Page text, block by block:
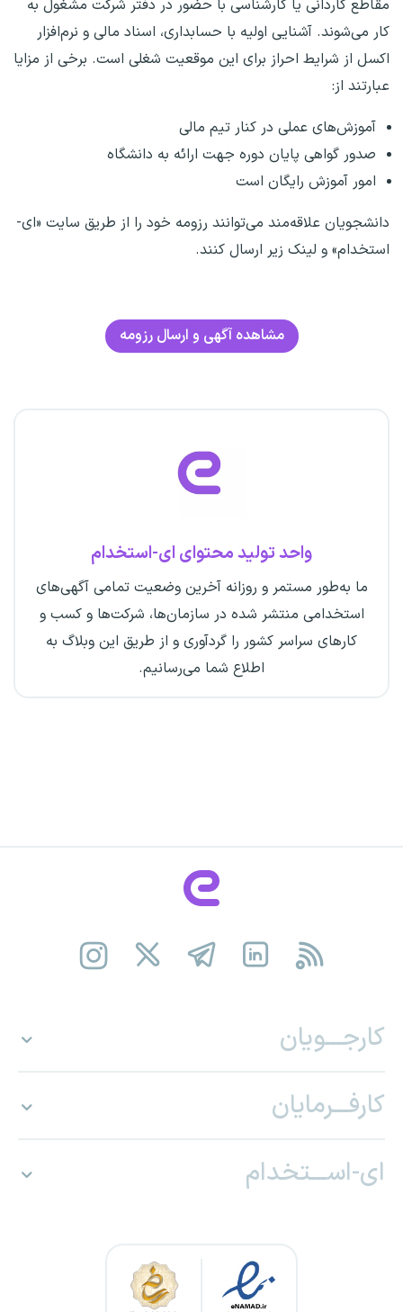
مقاطع کاردانی یا کارشناسی با حضور در دفتر شرکت مشغول به
کار می‌شوند. آشنایی اولیه با حسابداری، اسناد مالی و نرم‌افزار
اکسل از شرایط احراز برای این موقعیت شغلی است. برخی از مزایا
عبارتند از:
آموزش‌های عملی در کنار تیم مالی
صدور گواهی پایان دوره جهت ارائه به دانشگاه
امور آموزش رایگان است
دانشجویان علاقه‌مند می‌توانند رزومه خود را از طریق سایت «ای-
استخدام» و لینک زیر ارسال کنند.
مشاهده آگهی و ارسال رزومه
واحد تولید محتوای ای-استخدام
ما به‌طور مستمر و روزانه آخرین وضعیت تمامی آگهی‌های
استخدامی منتشر شده در سازمان‌ها، شرکت‌ها و کسب و
کارهای سراسر کشور را گردآوری و از طریق این وبلاگ به
اطلاع شما می‌رسانیم.
کارجـــویان
کارفـــرمایان
ای-اســـتخدام